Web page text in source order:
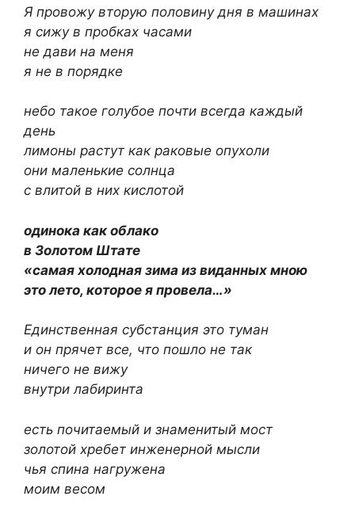
Я провожу вторую половину дня в машинах
я сижу в пробках часами
не дави на меня
я не в порядке
небо такое голубое почти всегда каждый
день
лимоны растут как раковые опухоли
они маленькие солнца
с влитой в них кислотой
одинока как облако
в Золотом Штате
«самая холодная зима из виданных мною
это лето, которое я провела…»
Единственная субстанция это туман
и он прячет все, что пошло не так
ничего не вижу
внутри лабиринта
есть почитаемый и знаменитый мост
золотой хребет инженерной мысли
чья спина нагружена
моим весом